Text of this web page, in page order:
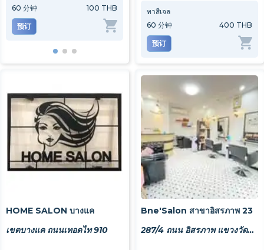
60 分钟 100 THB
预订 预订
ทาสีเจล
60 分钟 400 THB
预订
HOME SALON บางแค
เขตบางแค ถนนเทอดไท 910
Bne'Salon สาขาอิสรภาพ 23
287/4 ถนน อิสรภาพ แขวงวัดท่าพระ เขตบางกอกใหญ่ กรุงเทพมหานคร 10600